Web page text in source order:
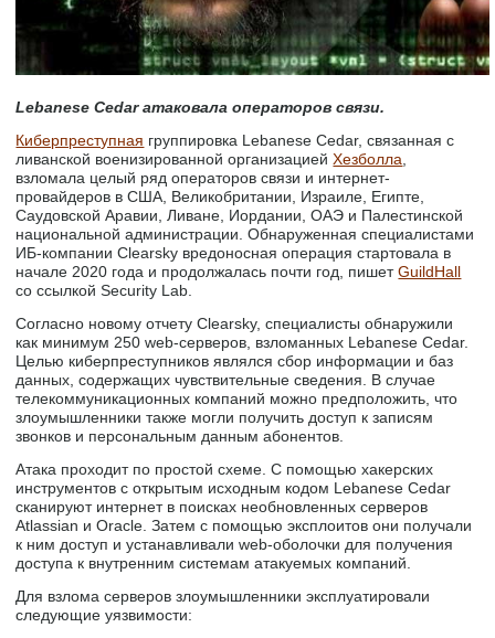
Lebanese Cedar атаковала операторов связи.
Киберпреступная группировка Lebanese Cedar, связанная с
ливанской военизированной организациейХезболла
взломала целый ряд операторов связи и интернет-
провайдеров в США, Великобритании, Израиле, Египте,
Саудовской Аравии, Ливане, Иордании, ОАЭ и Палестинской
национальной администрации. Обнаруженная специалистами
ИБ-компании Clearsky вредоносная операция стартовала в
начале 2020 года и продолжалась почти год, пишетGuildHall
со ссылкой Security Lab.
Согласно новому отчету Clearsky, специалисты обнаружили
как минимум 250 web-серверов, взломанных Lebanese Cedar.
Целью киберпреступников являлся сбор информации и баз
данных, содержащих чувствительные сведения. В случае
телекоммуникационных компаний можно предположить, что
злоумышленники также могли получить доступ к записям
звонков и персональным данным абонентов.
Атака проходит по простой схеме. С помощью хакерских
инструментов с открытым исходным кодом Lebanese Cedar
сканируют интернет в поисках необновленных серверов
Atlassian и Oracle. Затем с помощью эксплоитов они получали
к ним доступ и устанавливали web-оболочки для получения
доступа к внутренним системам атакуемых компаний.
Для взлома серверов злоумышленники эксплуатировали
следующие уязвимости: